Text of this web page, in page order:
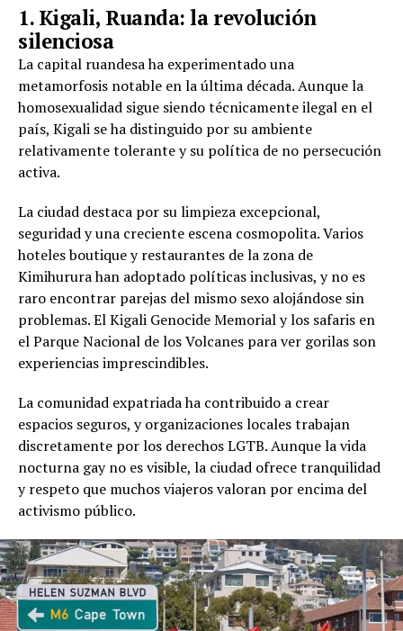
1. Kigali, Ruanda: la revolución
silenciosa
La capital ruandesa ha experimentado una
metamorfosis notable en la última década. Aunque la
homosexualidad sigue siendo técnicamente ilegal en el
país, Kigali se ha distinguido por su ambiente
relativamente tolerante y su política de no persecución
activa.
La ciudad destaca por su limpieza excepcional,
seguridad y una creciente escena cosmopolita. Varios
hoteles boutique y restaurantes de la zona de
Kimihurura han adoptado políticas inclusivas, y no es
raro encontrar parejas del mismo sexo alojándose sin
problemas. El Kigali Genocide Memorial y los safaris en
el Parque Nacional de los Volcanes para ver gorilas son
experiencias imprescindibles.
La comunidad expatriada ha contribuido a crear
espacios seguros, y organizaciones locales trabajan
discretamente por los derechos LGTB. Aunque la vida
nocturna gay no es visible, la ciudad ofrece tranquilidad
y respeto que muchos viajeros valoran por encima del
activismo público.